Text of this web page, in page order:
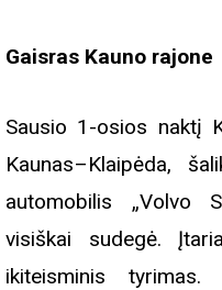
Gaisras Kauno rajone
Sausio 1-osios naktį
Kaunas–Klaipėda,
automobilis „Volvo
visiškai sudegė.
ikiteisminis